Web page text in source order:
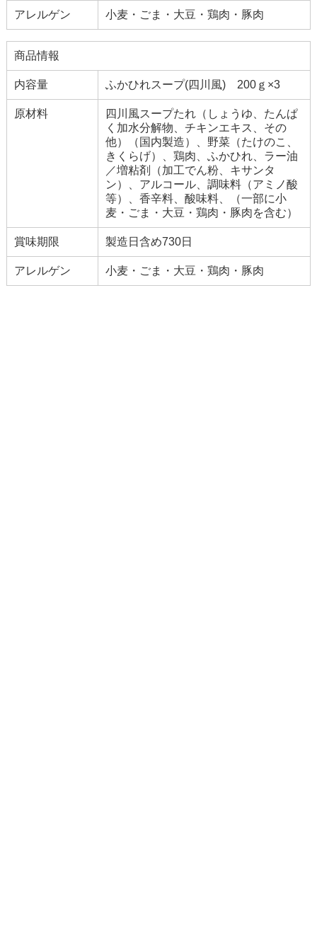
アレルゲン 小麦・ごま・大豆・鶏肉・豚肉
商品情報
内容量 ふかひれスープ(四川風) 200ｇ×3
原材料
四川風スープたれ（しょうゆ、たんぱ
く加水分解物、チキンエキス、その
他）（国内製造）、野菜（たけのこ、
きくらげ）、鶏肉、ふかひれ、ラー油
／増粘剤（加工でん粉、キサンタ
ン）、アルコール、調味料（アミノ酸
等）、香辛料、酸味料、（一部に小
麦・ごま・大豆・鶏肉・豚肉を含む）
賞味期限 製造日含め730日
アレルゲン 小麦・ごま・大豆・鶏肉・豚肉